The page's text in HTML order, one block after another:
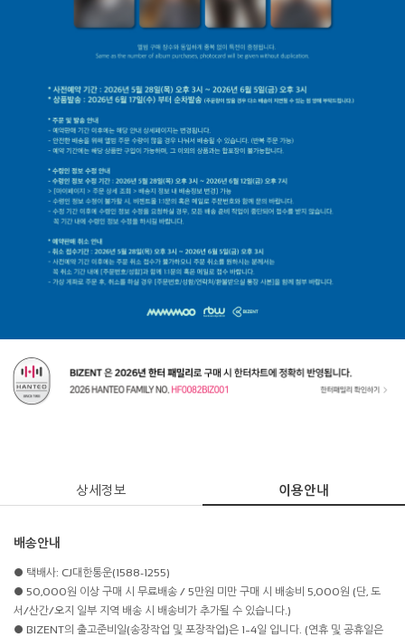
상세정보 이용안내
배송안내
● 택배사: CJ대한통운(1588-1255)
● 50,000원 이상 구매 시 무료배송 / 5만원 미만 구매 시 배송비 5,000원 (단, 도
서/산간/오지 일부 지역 배송 시 배송비가 추가될 수 있습니다.)
● BIZENT의 출고준비일(송장작업 및 포장작업)은 1~4일 입니다. (연휴 및 공휴일은